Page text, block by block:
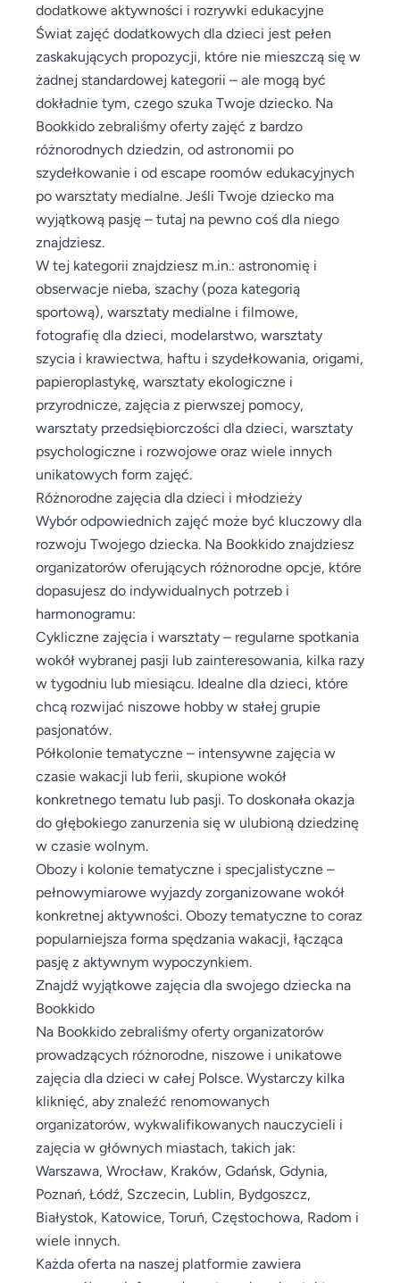
dodatkowe aktywności i rozrywki edukacyjne
Świat zajęć dodatkowych dla dzieci jest pełen
zaskakujących propozycji, które nie mieszczą się w
żadnej standardowej kategorii – ale mogą być
dokładnie tym, czego szuka Twoje dziecko. Na
Bookkido zebraliśmy oferty zajęć z bardzo
różnorodnych dziedzin, od astronomii po
szydełkowanie i od escape roomów edukacyjnych
po warsztaty medialne. Jeśli Twoje dziecko ma
wyjątkową pasję – tutaj na pewno coś dla niego
znajdziesz.
W tej kategorii znajdziesz m.in.: astronomię i
obserwacje nieba, szachy (poza kategorią
sportową), warsztaty medialne i filmowe,
fotografię dla dzieci, modelarstwo, warsztaty
szycia i krawiectwa, haftu i szydełkowania, origami,
papieroplastykę, warsztaty ekologiczne i
przyrodnicze, zajęcia z pierwszej pomocy,
warsztaty przedsiębiorczości dla dzieci, warsztaty
psychologiczne i rozwojowe oraz wiele innych
unikatowych form zajęć.
Różnorodne zajęcia dla dzieci i młodzieży
Wybór odpowiednich zajęć może być kluczowy dla
rozwoju Twojego dziecka. Na Bookkido znajdziesz
organizatorów oferujących różnorodne opcje, które
dopasujesz do indywidualnych potrzeb i
harmonogramu:
Cykliczne zajęcia i warsztaty – regularne spotkania
wokół wybranej pasji lub zainteresowania, kilka razy
w tygodniu lub miesiącu. Idealne dla dzieci, które
chcą rozwijać niszowe hobby w stałej grupie
pasjonatów.
Półkolonie tematyczne – intensywne zajęcia w
czasie wakacji lub ferii, skupione wokół
konkretnego tematu lub pasji. To doskonała okazja
do głębokiego zanurzenia się w ulubioną dziedzinę
w czasie wolnym.
Obozy i kolonie tematyczne i specjalistyczne –
pełnowymiarowe wyjazdy zorganizowane wokół
konkretnej aktywności. Obozy tematyczne to coraz
popularniejsza forma spędzania wakacji, łącząca
pasję z aktywnym wypoczynkiem.
Znajdź wyjątkowe zajęcia dla swojego dziecka na
Bookkido
Na Bookkido zebraliśmy oferty organizatorów
prowadzących różnorodne, niszowe i unikatowe
zajęcia dla dzieci w całej Polsce. Wystarczy kilka
kliknięć, aby znaleźć renomowanych
organizatorów, wykwalifikowanych nauczycieli i
zajęcia w głównych miastach, takich jak:
Warszawa, Wrocław, Kraków, Gdańsk, Gdynia,
Poznań, Łódź, Szczecin, Lublin, Bydgoszcz,
Białystok, Katowice, Toruń, Częstochowa, Radom i
wiele innych.
Każda oferta na naszej platformie zawiera